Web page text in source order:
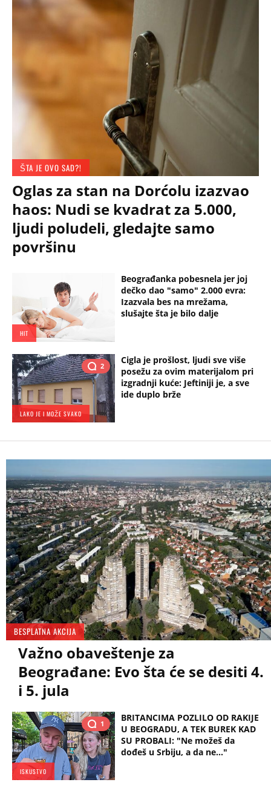
HIT
Beograđanka pobesnela jer joj
dečko dao "samo" 2.000 evra:
Izazvala bes na mrežama,
slušajte šta je bilo dalje
2
LAKO JE I MOŽE SVAKO
Cigla je prošlost, ljudi sve više
posežu za ovim materijalom pri
izgradnji kuće: Jeftiniji je, a sve
ide duplo brže
ŠTA JE OVO SAD?!
Oglas za stan na Dorćolu izazvao
haos: Nudi se kvadrat za 5.000,
ljudi poludeli, gledajte samo
površinu
BESPLATNA AKCIJA
Važno obaveštenje za
Beograđane: Evo šta će se desiti 4.
i 5. jula
1
ISKUSTVO
BRITANCIMA POZLILO OD RAKIJE
U BEOGRADU, A TEK BUREK KAD
SU PROBALI: "Ne možeš da
dođeš u Srbiju, a da ne..."